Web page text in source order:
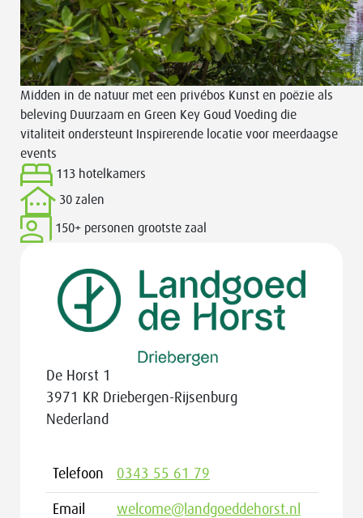
Midden in de natuur met een privébos Kunst en poëzie als
beleving Duurzaam en Green Key Goud Voeding die
vitaliteit ondersteunt Inspirerende locatie voor meerdaagse
events
113 hotelkamers
30 zalen
150+ personen grootste zaal
De Horst 1
3971 KR Driebergen-Rijsenburg
Nederland
Telefoon 0343 55 61 79
Email welcome@landgoeddehorst.nl